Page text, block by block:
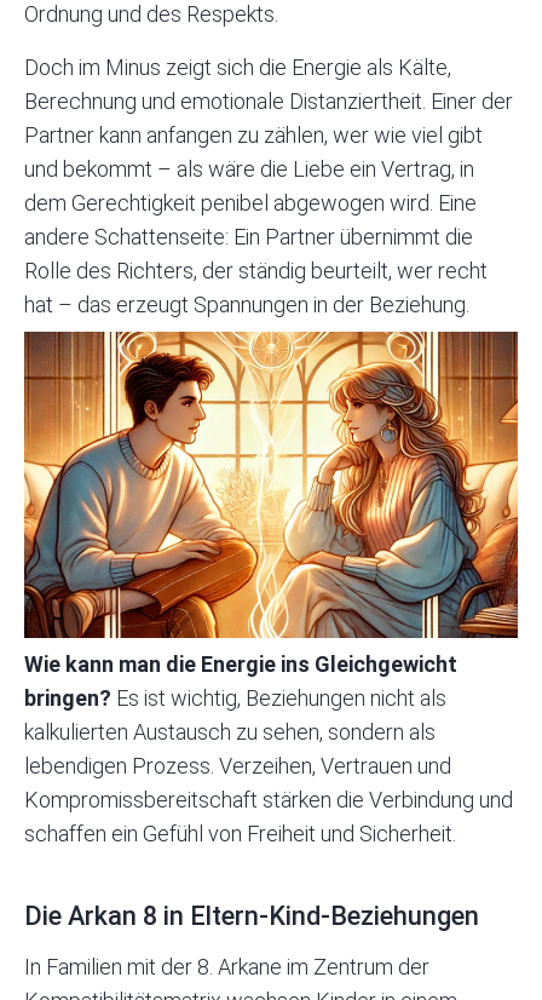
Ordnung und des Respekts.
Doch im Minus zeigt sich die Energie als Kälte,
Berechnung und emotionale Distanziertheit. Einer der
Partner kann anfangen zu zählen, wer wie viel gibt
und bekommt – als wäre die Liebe ein Vertrag, in
dem Gerechtigkeit penibel abgewogen wird. Eine
andere Schattenseite: Ein Partner übernimmt die
Rolle des Richters, der ständig beurteilt, wer recht
hat – das erzeugt Spannungen in der Beziehung.
Wie kann man die Energie ins Gleichgewicht
bringen? Es ist wichtig, Beziehungen nicht als
kalkulierten Austausch zu sehen, sondern als
lebendigen Prozess. Verzeihen, Vertrauen und
Kompromissbereitschaft stärken die Verbindung und
schaffen ein Gefühl von Freiheit und Sicherheit.
Die Arkan 8 in Eltern-Kind-Beziehungen
In Familien mit der 8. Arkane im Zentrum der